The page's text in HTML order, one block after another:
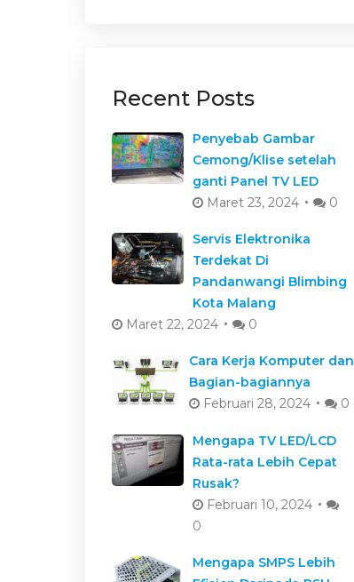
Recent Posts
Penyebab Gambar
Cemong/Klise setelah
ganti Panel TV LED
Maret 23, 2024
0
Servis Elektronika
Terdekat Di
Pandanwangi Blimbing
Kota Malang
Maret 22, 2024
0
Cara Kerja Komputer dan
Bagian-bagiannya
Februari 28, 2024
0
Mengapa TV LED/LCD
Rata-rata Lebih Cepat
Rusak?
Februari 10, 2024
0
Mengapa SMPS Lebih